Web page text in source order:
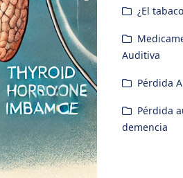
¿El
Auditiva
Pérdida
Pérdida
demencia